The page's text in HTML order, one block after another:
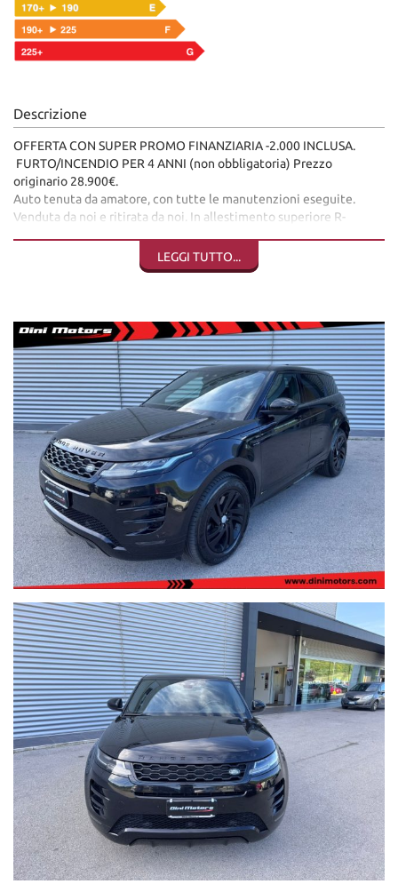
Descrizione
OFFERTA CON SUPER PROMO FINANZIARIA -2.000 INCLUSA.
FURTO/INCENDIO PER 4 ANNI (non obbligatoria) Prezzo
originario 28.900€.
Auto tenuta da amatore, con tutte le manutenzioni eseguite.
Venduta da noi e ritirata da noi. In allestimento superiore R-
posteriori, pacchetto Black esterno, cerchi in lega nero lucido,
sensori di parcheggio + telecamera, vetri posteriori oscurati,
schermo multimediale grande regolabile in angolazione,
bluetooth, apple car play, android auto, trazione integrale, sedili
full elettrici, varie modalità di guida su strada e fuoristrada, ecc
ecc...
Possibilità di garanzia estesa a 24/36 mesi in tutta europa h24 !
Auto in allestimento SE con i pacchetti R-Dynamic e Black pack,
compreso di tetto panoramico, cerchi neri, fari ful led enteriori e
posteriori, telecamera, interni in pelle, palette al volante, inpianto
audio Premium MERIDIAN, clima bi-zona automatico, virtual
cockpit, sedili full elettrici con memorie, sensore dell'angolo
cieco, lane assist, bluetooth, volante multifunzionale parabrezza
riscaldabile, fendinebbia, volante riscaldato key-less go, ecc ecc..
Autovettura in pronta consegna visionabile presso la nostra sede
di Sant'angelo in vado (PU)
Dini Motors è sinonimo di garanzia: siamo al vostro servizio dal
1960.
I nostri usati sono rigorosamente controllati e igienizzati prima
della consegna, sono coperti da garanzia di conformità europea
per 12 mesi, usufruibile su tutto il territorio Italiano, estendibile
fino 60 mesi (5 ANNI) con garanzie convenzionali ulteriori.
Ritiriamo o acquistiamo il tuo usato, per richiesta valutazione
descrivere la permuta con marca/modello/km/anno/condizioni
esterne/interne/meccaniche ed allegare delle foto evidenziando
eventuali difetti/lavori da eseguire.
Possibilità di pagamento con finanziamento o leasing in comode
LEGGI TUTTO...